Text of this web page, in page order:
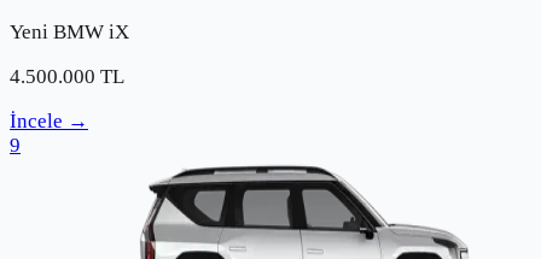
Yeni BMW iX
4.500.000 TL
İncele →
9